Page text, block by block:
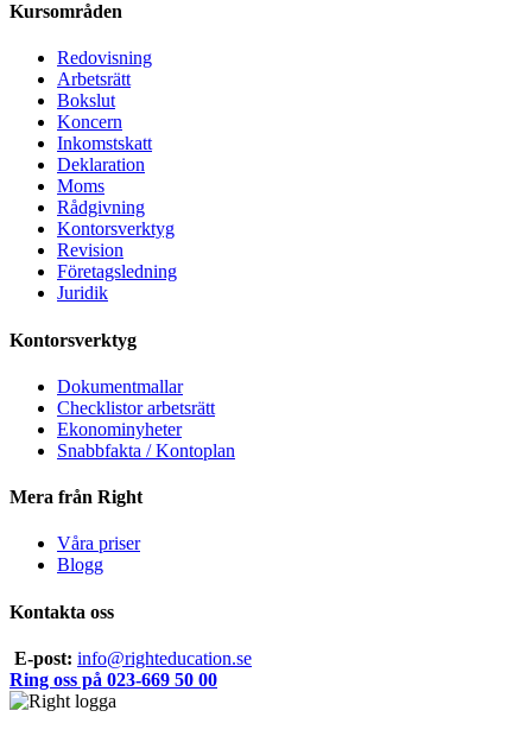
Kursområden
Redovisning
Arbetsrätt
Bokslut
Koncern
Inkomstskatt
Deklaration
Moms
Rådgivning
Kontorsverktyg
Revision
Företagsledning
Juridik
Kontorsverktyg
Dokumentmallar
Checklistor arbetsrätt
Ekonominyheter
Snabbfakta / Kontoplan
Mera från Right
Våra priser
Blogg
Kontakta oss
E-post: info@righteducation.se
Ring oss på 023-669 50 00